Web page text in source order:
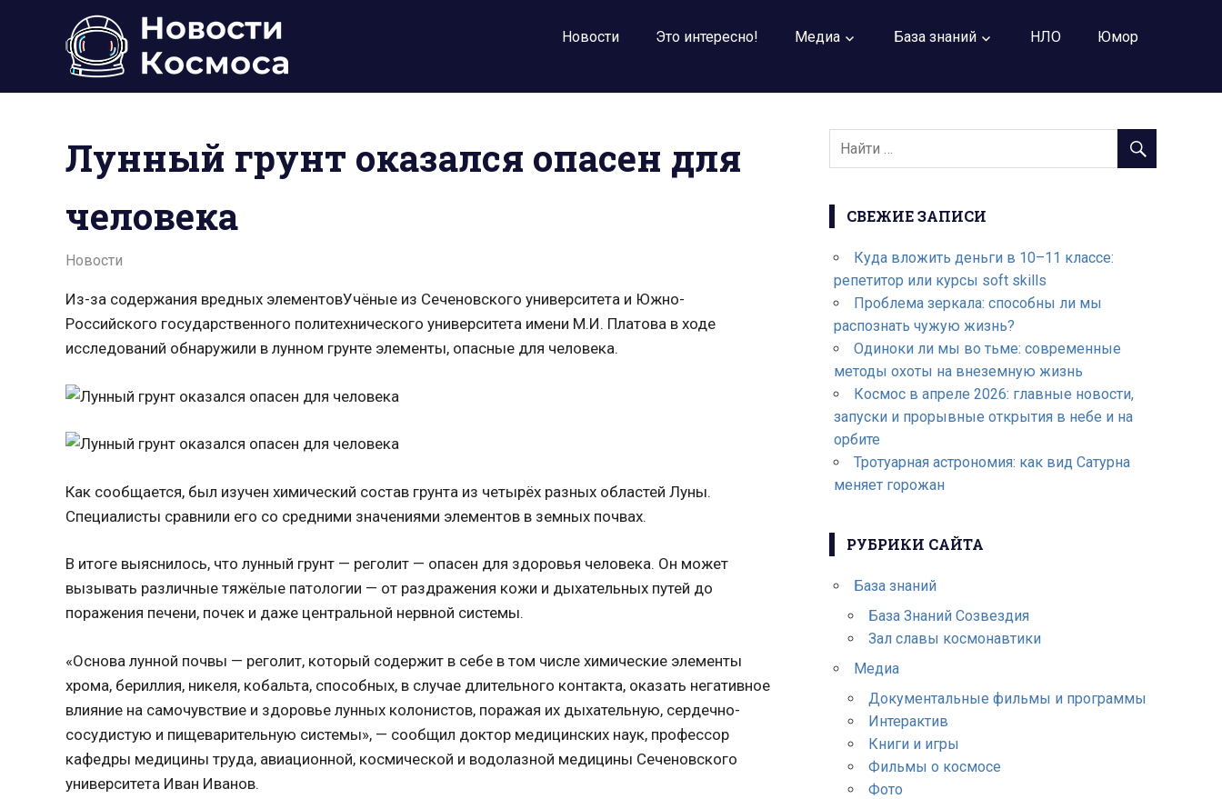
Новости,
фото,
база
Новости Это интересно! Медиа База знаний НЛО Юмор
Лунный грунт оказался опасен для
человека
12.03.2022
admin
Новости
Из-за содержания вредных элементовУчёные из Сеченовского университета и Южно-
Российского государственного политехнического университета имени М.И. Платова в ходе
исследований обнаружили в лунном грунте элементы, опасные для человека.
Как сообщается, был изучен химический состав грунта из четырёх разных областей Луны.
Специалисты сравнили его со средними значениями элементов в земных почвах.
В итоге выяснилось, что лунный грунт — реголит — опасен для здоровья человека. Он может
вызывать различные тяжёлые патологии — от раздражения кожи и дыхательных путей до
поражения печени, почек и даже центральной нервной системы.
«Основа лунной почвы — реголит, который содержит в себе в том числе химические элементы
хрома, бериллия, никеля, кобальта, способных, в случае длительного контакта, оказать негативное
влияние на самочувствие и здоровье лунных колонистов, поражая их дыхательную, сердечно-
сосудистую и пищеварительную системы», — сообщил доктор медицинских наук, профессор
кафедры медицины труда, авиационной, космической и водолазной медицины Сеченовского
университета Иван Иванов.
СВЕЖИЕ ЗАПИСИ
Куда вложить деньги в 10–11 классе:
репетитор или курсы soft skills
Проблема зеркала: способны ли мы
распознать чужую жизнь?
Одиноки ли мы во тьме: современные
методы охоты на внеземную жизнь
Космос в апреле 2026: главные новости,
запуски и прорывные открытия в небе и на
орбите
Тротуарная астрономия: как вид Сатурна
меняет горожан
РУБРИКИ САЙТА
База знаний
База Знаний Созвездия
Зал славы космонавтики
Медиа
Документальные фильмы и программы
Интерактив
Книги и игры
Фильмы о космосе
Фото